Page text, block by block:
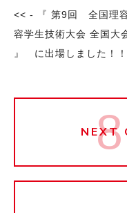
<< - 『 第9回 全国理
容学生技術大会 全国大
』 に出場しました！！
NEXT